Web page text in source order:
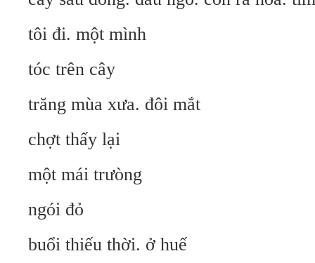
tôi đi. một mình
tóc trên cây
trăng mùa xưa. đôi mắt
chợt thấy lại
một mái trưòng
ngói đỏ
buổi thiếu thời. ở huế